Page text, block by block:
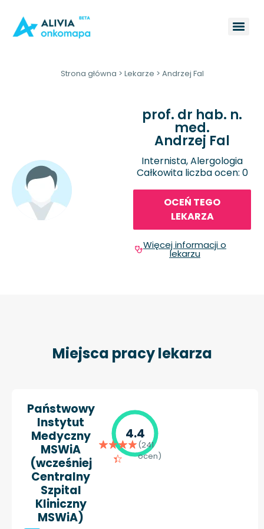
Strona główna > Lekarze > Andrzej Fal
prof. dr hab. n.
med.
Andrzej Fal
Internista, Alergologia
Całkowita liczba ocen: 0
OCEŃ TEGO
LEKARZA
Więcej informacji o
lekarzu
Miejsca pracy lekarza
Państwowy
Instytut
Medyczny
MSWiA
(wcześniej
Centralny
Szpital
Kliniczny
MSWiA)
4.4
(241
ocen)